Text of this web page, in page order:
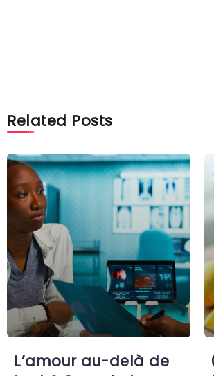
Related Posts
L’amour au-delà de